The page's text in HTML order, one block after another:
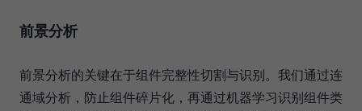
前景分析
前景分析的关键在于组件完整性切割与识别。我们通过连
通域分析，防止组件碎片化，再通过机器学习识别组件类